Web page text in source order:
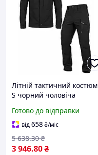
Літній тактичний костюм
S чорний чоловіча
поліції міський комплект
для походів
Готово до відправки
від658₴/міс
3 946.80₴
5 638.30 ₴